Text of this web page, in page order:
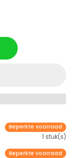
Beperkte voorraad
1 stuk(s)
Beperkte voorraad